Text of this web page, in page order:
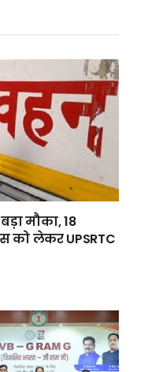
मौका, 18
लेकर UPSRTC